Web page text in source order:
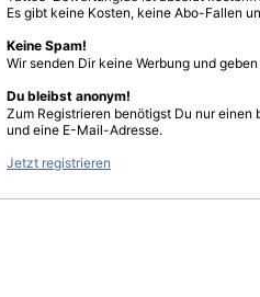
Es gibt keine Kosten, keine Abo-Fallen
Keine Spam!
Wir senden Dir keine Werbung und
Du bleibst anonym!
Zum Registrieren benötigst Du nur einen
und eine E-Mail-Adresse.
Jetzt registrieren